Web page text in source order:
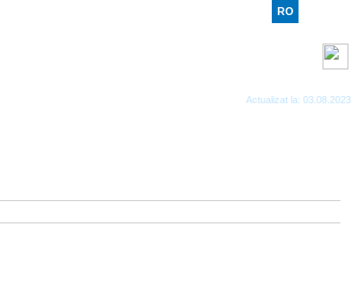
RO
Actualizat la: 03.08.2023